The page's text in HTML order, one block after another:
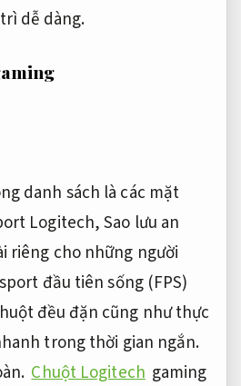
dễ dàng.
danh sách là các mặt
Logitech,Sao lưu an
riêng cho những người
đầu tiên sống (FPS)
đều đặn cũng như thực
trong thời gian ngắn.
Chuột Logitech gaming